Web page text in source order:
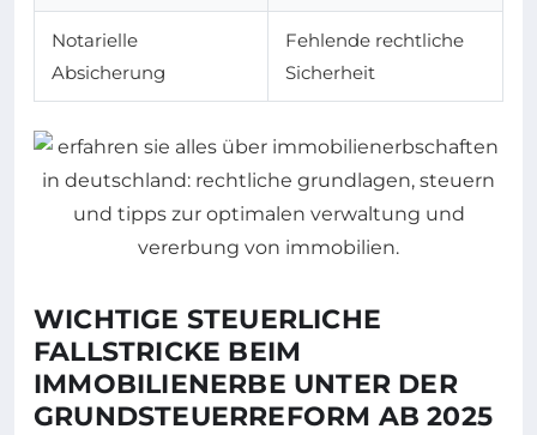
Notarielle
Absicherung
Fehlende rechtliche
Sicherheit
WICHTIGE STEUERLICHE
FALLSTRICKE BEIM
IMMOBILIENERBE UNTER DER
GRUNDSTEUERREFORM AB 2025